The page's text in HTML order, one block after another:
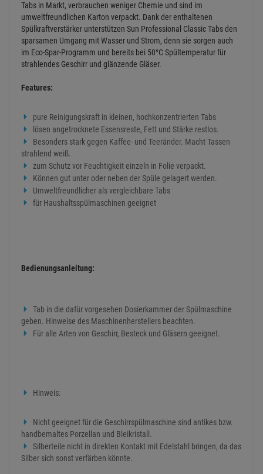
Tabs in Markt, verbrauchen weniger Chemie und sind im
umweltfreundlichen Karton verpackt. Dank der enthaltenen
Spülkraftverstärker unterstützen Sun Professional Classic Tabs den
sparsamen Umgang mit Wasser und Strom, denn sie sorgen auch
im Eco-Spar-Programm und bereits bei 50°C Spültemperatur für
strahlendes Geschirr und glänzende Gläser.
Features:
pure Reinigungskraft in kleinen, hochkonzentrierten Tabs
lösen angetrocknete Essensreste, Fett und Stärke restlos.
Besonders stark gegen Kaffee- und Teeränder. Macht Tassen
strahlend weiß.
zum Schutz vor Feuchtigkeit einzeln in Folie verpackt.
Können gut unter oder neben der Spüle gelagert werden.
Umweltfreundlicher als vergleichbare Tabs
für Haushaltsspülmaschinen geeignet
Bedienungsanleitung:
Tab in die dafür vorgesehen Dosierkammer der Spülmaschine
geben. Hinweise des Maschinenherstellers beachten.
Für alle Arten von Geschirr, Besteck und Gläsern geeignet.
Hinweis:
Nicht geeignet für die Geschirrspülmaschine sind antikes bzw.
handbemaltes Porzellan und Bleikristall.
Silberteile nicht in direkten Kontakt mit Edelstahl bringen, da das
Silber sich sonst verfärben könnte.